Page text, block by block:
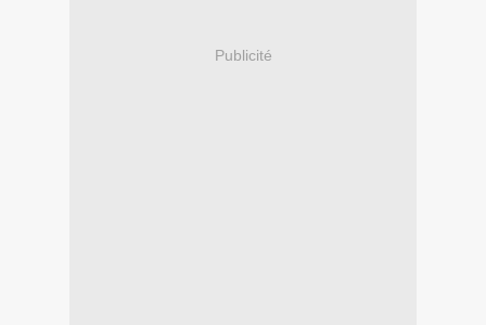
Publicité